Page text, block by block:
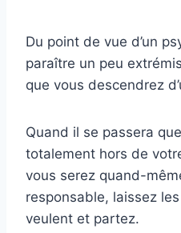
Du point de vue d’un
paraître un peu
que vous descendrez
Quand il se passera
totalement hors de
vous serez quand-
responsable, laissez
veulent et partez.